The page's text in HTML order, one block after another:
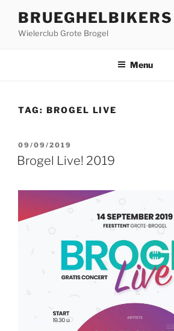
BRUEGHELBIKERS
Wielerclub Grote Brogel
Menu
TAG: BROGEL LIVE
GEPLAATST
OP
09/09/2019
Brogel Live! 2019